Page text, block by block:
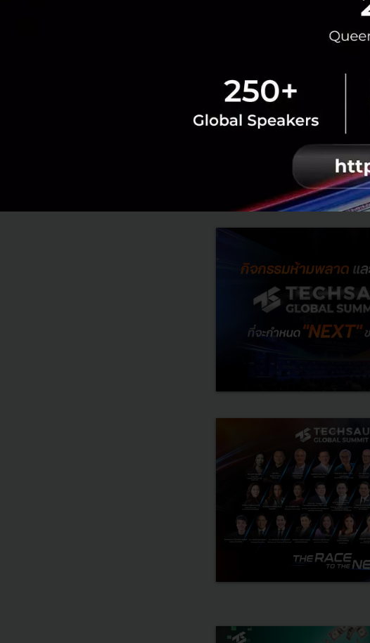
ขณะที่ประวัติศาสตร์อันยิ่งใ
Tech & Biz How to
RELATED